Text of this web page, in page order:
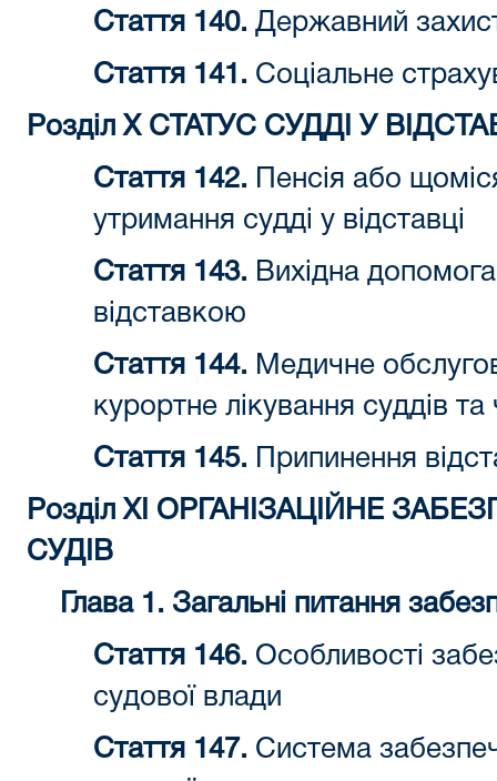
Стаття 140. Державний захист
Стаття 141. Соціальне
Розділ X СТАТУС СУДДІ У
Стаття 142. Пенсія або
утримання судді у відставці
Стаття 143. Вихідна
відставкою
Стаття 144. Медичне
курортне лікування суддів та
Стаття 145. Припинення
Розділ XI ОРГАНІЗАЦІЙНЕ
СУДІВ
Глава 1. Загальні питання
Стаття 146. Особливості
судової влади
Стаття 147. Система